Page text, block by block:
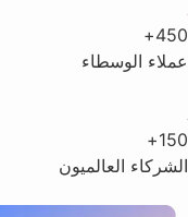
450+
عملاء الوسطاء
150+
الشركاء العالميون